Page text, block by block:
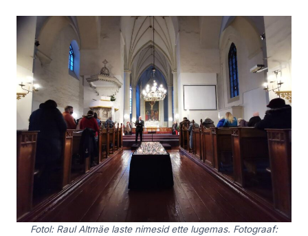
Fotol: Raul Altmäe laste nimesid ette lugemas. Fotograaf: